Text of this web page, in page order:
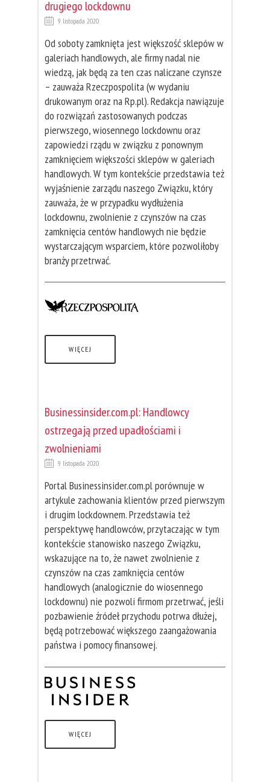
drugiego lockdownu
9 listopada 2020
Od soboty zamknięta jest większość sklepów w
galeriach handlowych, ale firmy nadal nie
wiedzą, jak będą za ten czas naliczane czynsze
– zauważa Rzeczpospolita (w wydaniu
drukowanym oraz na Rp.pl). Redakcja nawiązuje
do rozwiązań zastosowanych podczas
pierwszego, wiosennego lockdownu oraz
zapowiedzi rządu w związku z ponownym
zamknięciem większości sklepów w galeriach
handlowych. W tym kontekście przedstawia też
wyjaśnienie zarządu naszego Związku, który
zauważa, że w przypadku wydłużenia
lockdownu, zwolnienie z czynszów na czas
zamknięcia centów handlowych nie będzie
wystarczającym wsparciem, które pozwoliłoby
branży przetrwać.
WIĘCEJ
Businessinsider.com.pl: Handlowcy
ostrzegają przed upadłościami i
zwolnieniami
9 listopada 2020
Portal Businessinsider.com.pl porównuje w
artykule zachowania klientów przed pierwszym
i drugim lockdownem. Przedstawia też
perspektywę handlowców, przytaczając w tym
kontekście stanowisko naszego Związku,
wskazujące na to, że nawet zwolnienie z
czynszów na czas zamknięcia centów
handlowych (analogicznie do wiosennego
lockdownu) nie pozwoli firmom przetrwać, jeśli
pozbawienie źródeł przychodu potrwa dłużej,
będą potrzebować większego zaangażowania
państwa i pomocy finansowej.
WIĘCEJ